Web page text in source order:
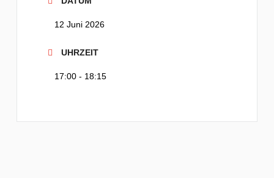
12 Juni 2026
UHRZEIT
17:00 - 18:15